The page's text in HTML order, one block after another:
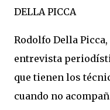
DELLA PICCA
Rodolfo Della
entrevista
que tienen los
cuando no